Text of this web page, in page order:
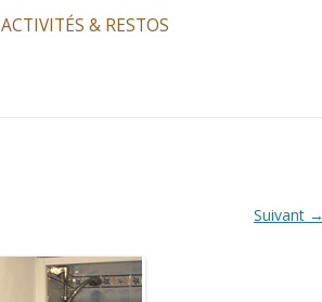
ACTIVITÉS & RESTOS
Suivant →